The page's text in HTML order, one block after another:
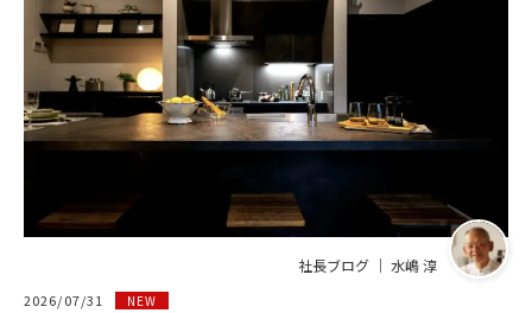
社長ブログ ｜ 水嶋 淳
2026/07/31 NEW